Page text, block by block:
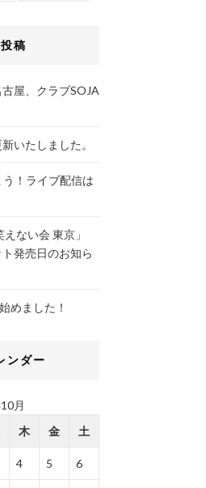
稿
古屋、クラブSOJA
いたしました。
！ライブ配信は
ない会 東京」
ト発売日のお知ら
めました！
ンダー
月
木 金 土
4 5 6